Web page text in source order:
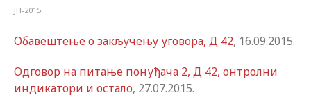
ЈН-2015
Обавештење о закључењу уговора, Д 42, 16.09.2015.
Одговор на питање понуђача 2, Д 42, онтролни
индикатори и остало, 27.07.2015.